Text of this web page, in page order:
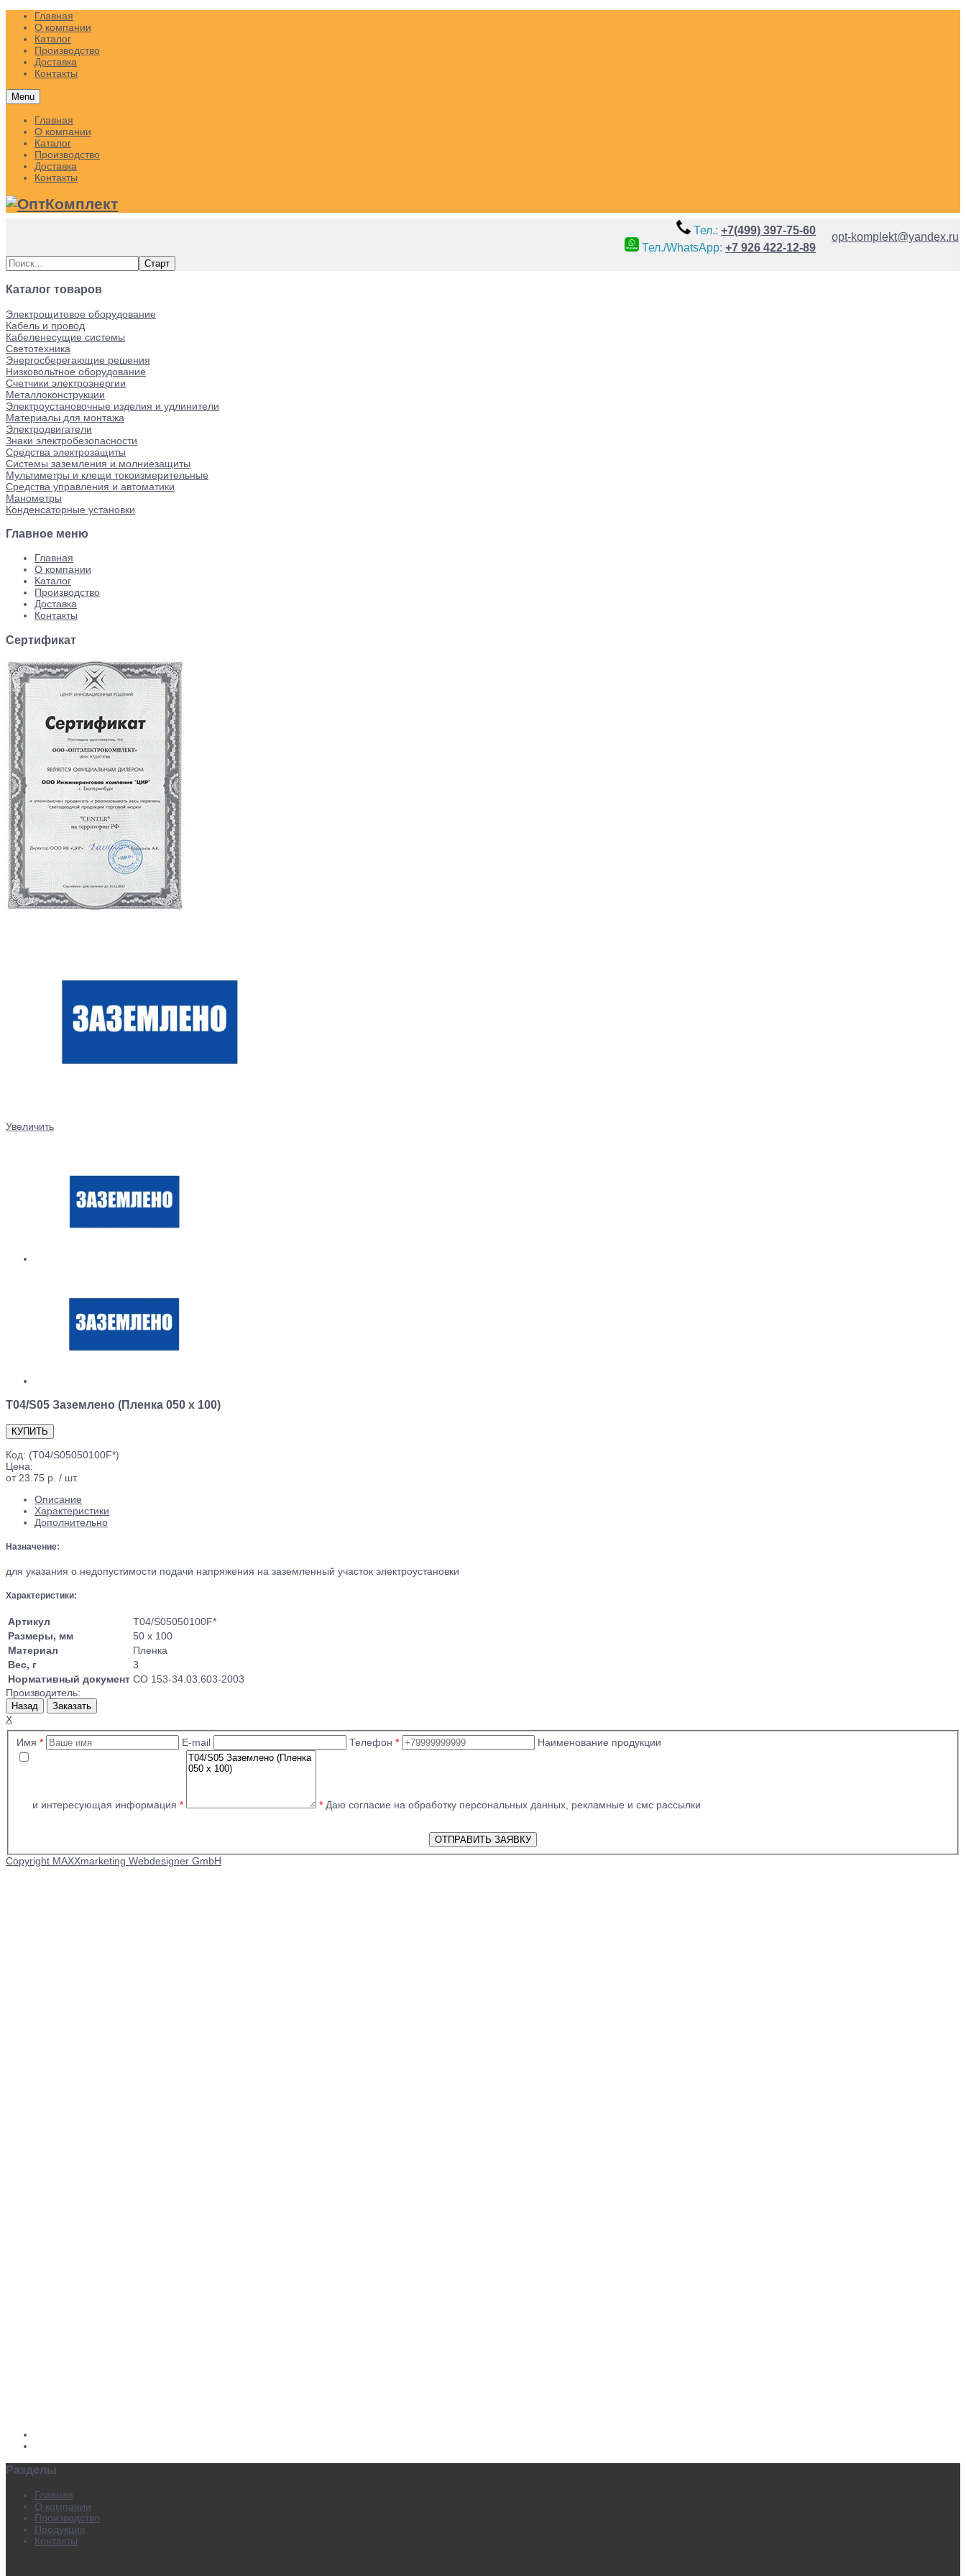
Главная
О компании
Каталог
Производство
Доставка
Контакты
Menu
Главная
О компании
Каталог
Производство
Доставка
Контакты
Тел.: +7(499) 397-75-60
Тел./WhatsApp: +7 926 422-12-89
opt-komplekt@yandex.ru
Каталог товаров
Электрощитовое оборудование
Кабель и провод
Кабеленесущие системы
Светотехника
Энергосберегающие решения
Низковольтное оборудование
Счетчики электроэнергии
Металлоконструкции
Электроустановочные изделия и удлинители
Материалы для монтажа
Электродвигатели
Знаки электробезопасности
Средства электрозащиты
Системы заземления и молниезащиты
Мультиметры и клещи токоизмерительные
Средства управления и автоматики
Манометры
Конденсаторные установки
Главное меню
Главная
О компании
Каталог
Производство
Доставка
Контакты
Сертификат
Увеличить
T04/S05 Заземлено (Пленка 050 х 100)
Код: (T04/S05050100F*)
Цена:
от 23.75 р. / шт.
Описание
Характеристики
Дополнительно
Назначение:
для указания о недопустимости подачи напряжения на заземленный участок электроустановки
Характеристики:
Артикул
T04/S05050100F*
Размеры, мм
50 x 100
Материал
Пленка
Вес, г
3
Нормативный документ СО 153-34.03.603-2003
Производитель:
X
Имя * E-mail Телефон * Наименование продукции
и интересующая информация * * Даю согласие на обработку персональных данных, рекламные и смс рассылки
Copyright MAXXmarketing Webdesigner GmbH
Разделы
Главная
О компании
Производство
Продукция
Контакты